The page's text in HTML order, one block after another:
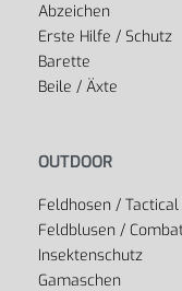
Abzeichen
Erste Hilfe / Schutz
Barette
Beile / Äxte
OUTDOOR
Feldhosen /
Feldblusen /
Insektenschutz
Gamaschen